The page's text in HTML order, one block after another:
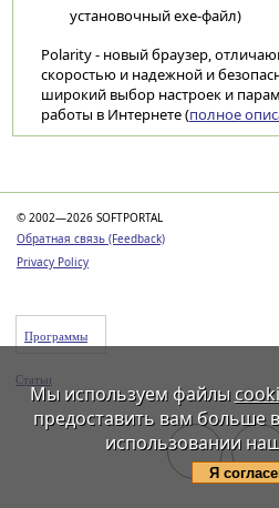
установочный exe-файл)
Polarity - новый браузер,
скоростью и надежной и
широкий выбор настроек и
работы в Интернете (полное
© 2002—2026 SOFTPORTAL
Обратная связь (Feedback)
Privacy Policy
Программы
Статьи
Мы используем файлы
предоставить вам больше
использовании